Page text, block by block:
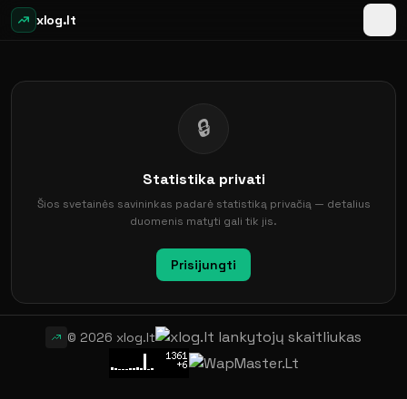
xlog.lt
🔒
Statistika privati
Šios svetainės savininkas padarė statistiką privačią — detalius
duomenis matyti gali tik jis.
Prisijungti
© 2026 xlog.lt